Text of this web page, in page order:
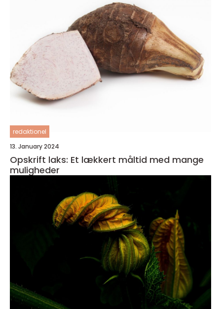
redaktionel
13. January 2024
Opskrift laks: Et lækkert måltid med mange
muligheder